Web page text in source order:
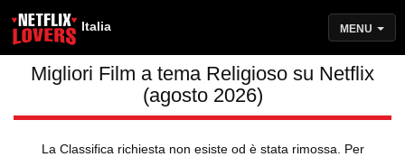
Italia MENU
Migliori Film a tema Religioso su Netflix
(agosto 2026)
La Classifica richiesta non esiste od è stata rimossa. Per